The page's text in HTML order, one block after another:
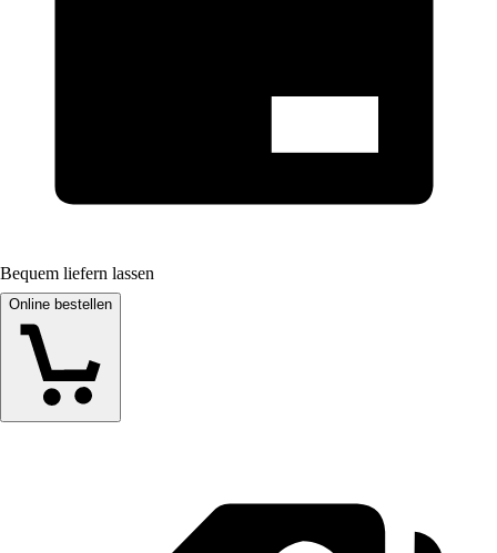
Bequem liefern lassen
Online bestellen